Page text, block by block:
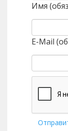
Имя
E-Mail